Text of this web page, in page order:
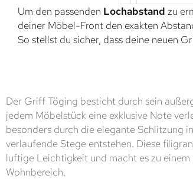
Um den passenden Lochabstand zu
deiner Möbel-Front den exakten
So stellst du sicher, dass deine neuen
Der Griff Töging besticht durch sein
jedem Möbelstück eine exklusive Note
besonders durch die elegante Schlitzung
verlaufende Stege entstehen. Diese
luftige Leichtigkeit und macht es zu
Wohnbereich.